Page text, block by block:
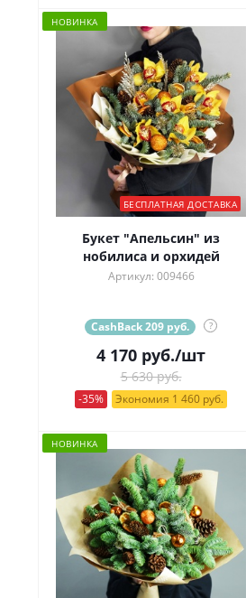
НОВИНКА
БЕСПЛАТНАЯ ДОСТАВКА
Букет "Апельсин" из
нобилиса и орхидей
Артикул: 009466
CashBack 209 руб. ?
4 170 руб./шт
5 630 руб.
-35% Экономия 1 460 руб.
НОВИНКА